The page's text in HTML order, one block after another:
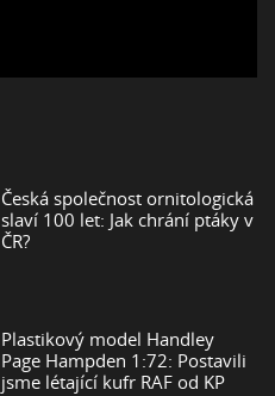
Česká společnost ornitologická
slaví 100 let: Jak chrání ptáky v
ČR?
Plastikový model Handley
Page Hampden 1:72: Postavili
jsme létající kufr RAF od KP